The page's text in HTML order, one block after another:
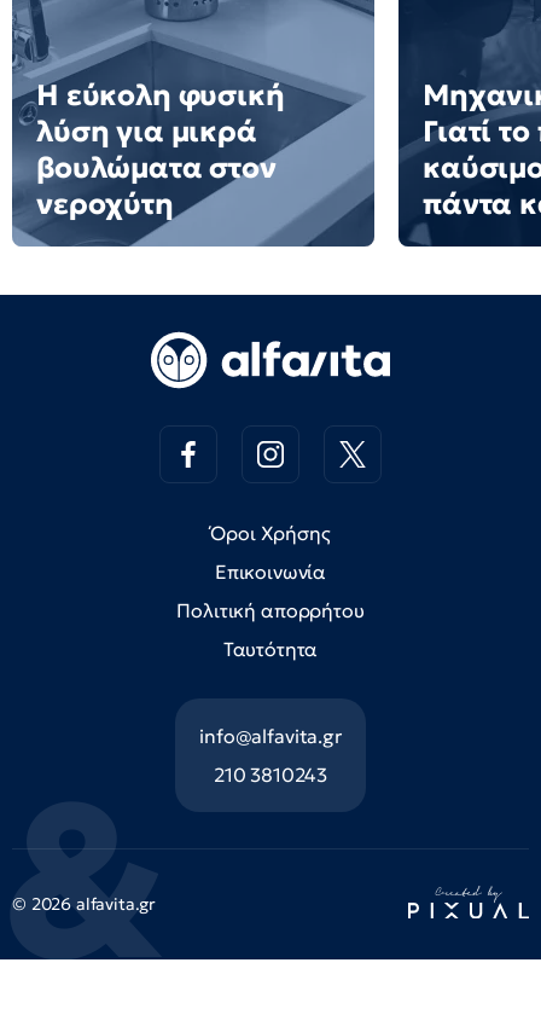
Η εύκολη φυσική
λύση για μικρά
βουλώματα στον
νεροχύτη
Γιατί
πάντα
Όροι Χρήσης
Επικοινωνία
Πολιτική απορρήτου
Ταυτότητα
info@alfavita.gr
210 3810243
© 2026 alfavita.gr